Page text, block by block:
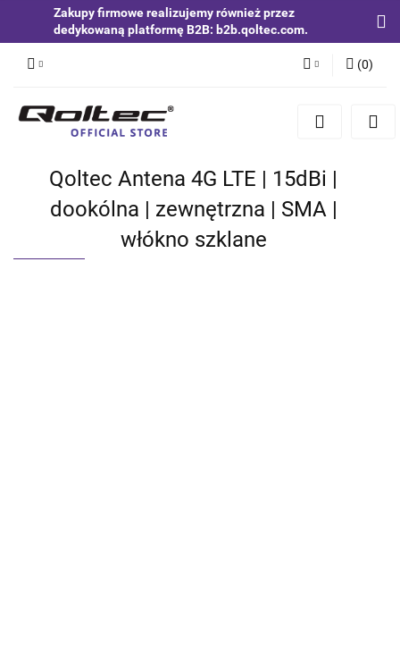
Zakupy firmowe realizujemy również przez
dedykowaną platformę B2B: b2b.qoltec.com.
Zaloguj się
Zgody cookies
(0)
Qoltec Antena 4G LTE | 15dBi |
dookólna | zewnętrzna | SMA |
włókno szklane